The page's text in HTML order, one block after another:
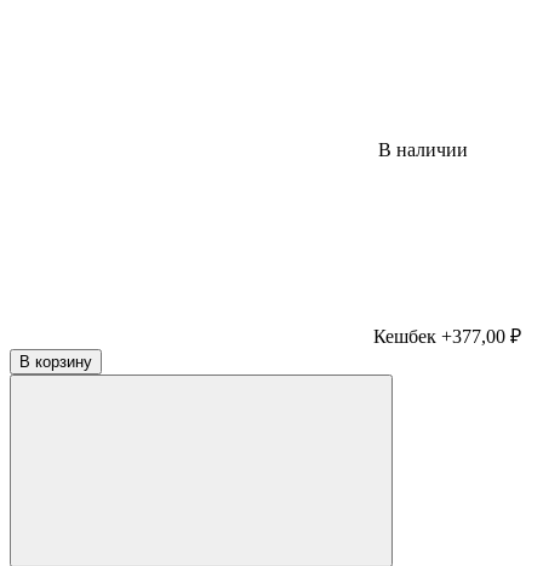
В наличии
Кешбек +377,00 ₽
В корзину